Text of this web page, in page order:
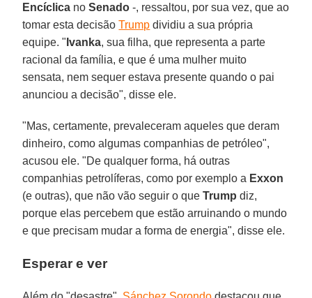
Encíclica noSenado -, ressaltou, por sua vez, que ao
tomar esta decisãoTrump dividiu a sua própria
equipe. " Ivanka, sua filha, que representa a parte
racional da família, e que é uma mulher muito
sensata, nem sequer estava presente quando o pai
anunciou a decisão", disse ele.
"Mas, certamente, prevaleceram aqueles que deram
dinheiro, como algumas companhias de petróleo",
acusou ele. "De qualquer forma, há outras
companhias petrolíferas, como por exemplo a Exxon
(e outras), que não vão seguir o queTrump diz,
porque elas percebem que estão arruinando o mundo
e que precisam mudar a forma de energia", disse ele.
Esperar e ver